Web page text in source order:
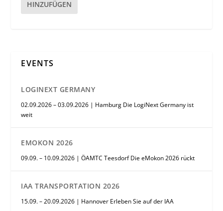
HINZUFÜGEN
EVENTS
LOGINEXT GERMANY
02.09.2026 – 03.09.2026 | Hamburg Die LogiNext Germany ist
weit
EMOKON 2026
09.09. – 10.09.2026 | ÖAMTC Teesdorf Die eMokon 2026 rückt
IAA TRANSPORTATION 2026
15.09. – 20.09.2026 | Hannover Erleben Sie auf der IAA